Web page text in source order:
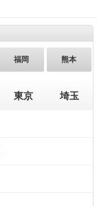
福岡 熊本
東京 埼玉